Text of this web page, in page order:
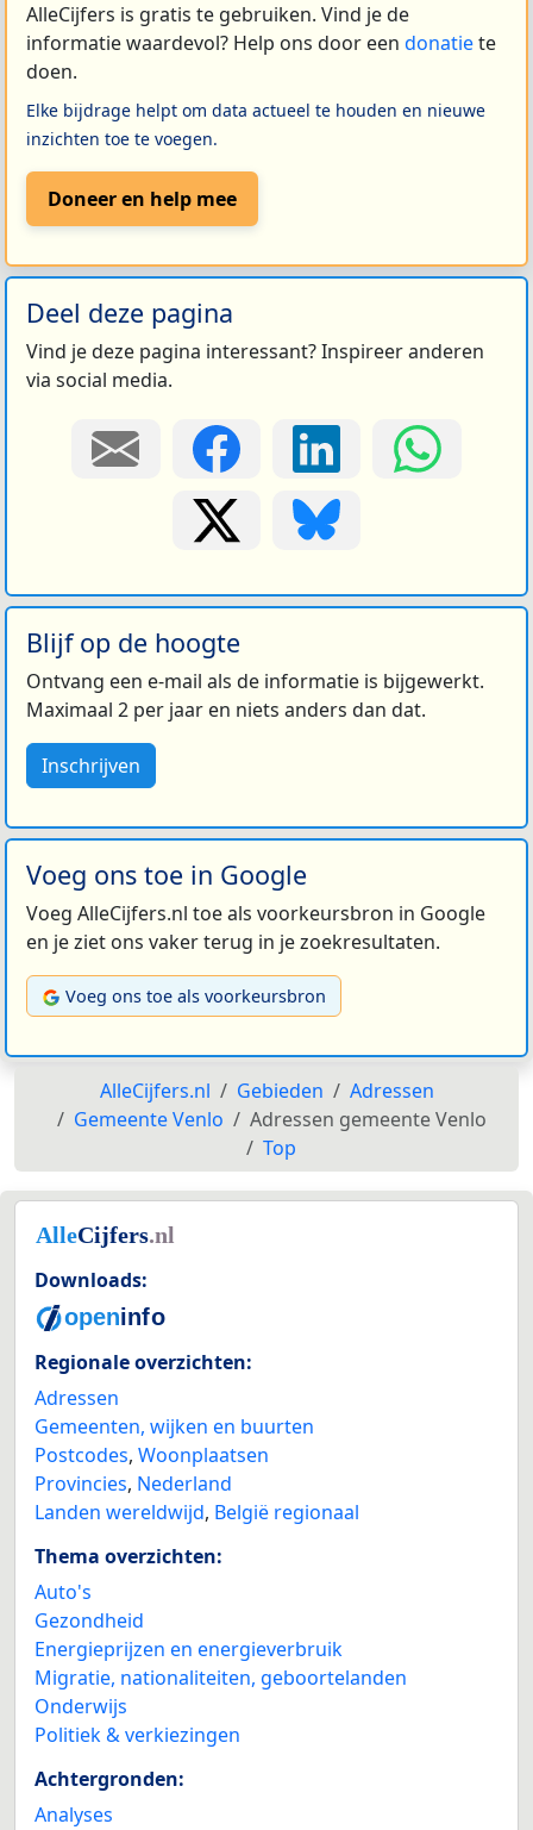
AlleCijfers is gratis te gebruiken. Vind je de
informatie waardevol? Help ons door een donatiete
doen.
Elke bijdrage helpt om data actueel te houden en nieuwe
inzichten toe te voegen.
Doneer en help mee
Deel deze pagina
Vind je deze pagina interessant? Inspireer anderen
via social media.
Blijf op de hoogte
Ontvang een e-mail als de informatie is bijgewerkt.
Maximaal 2 per jaar en niets anders dan dat.
Inschrijven
Voeg ons toe in Google
Voeg AlleCijfers.nl toe als voorkeursbron in Google
en je ziet ons vaker terug in je zoekresultaten.
Voeg ons toe als voorkeursbron
AlleCijfers.nl Gebieden
Adressen
Gemeente Venlo
Adressen gemeente Venlo
Top
Downloads:
Regionale overzichten:
Adressen
Gemeenten, wijken en buurten
Postcodes, Woonplaatsen
Provincies, Nederland
Landen wereldwijd, België regionaal
Thema overzichten:
Auto's
Gezondheid
Energieprijzen en energieverbruik
Migratie, nationaliteiten, geboortelanden
Onderwijs
Politiek & verkiezingen
Achtergronden:
Analyses